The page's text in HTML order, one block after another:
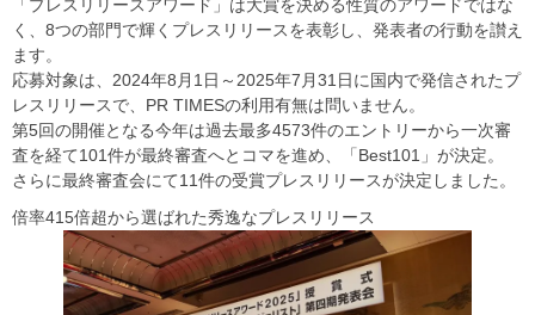
「プレスリリースアワード」は大賞を決める性質のアワードではな
く、8つの部門で輝くプレスリリースを表彰し、発表者の行動を讃え
ます。
応募対象は、2024年8月1日～2025年7月31日に国内で発信されたプ
レスリリースで、PR TIMESの利用有無は問いません。
第5回の開催となる今年は過去最多4573件のエントリーから一次審
査を経て101件が最終審査へとコマを進め、「Best101」が決定。
さらに最終審査会にて11件の受賞プレスリリースが決定しました。
倍率415倍超から選ばれた秀逸なプレスリリース